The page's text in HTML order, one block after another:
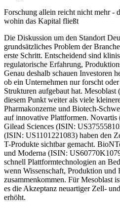
Forschung allein reicht nicht mehr -
wohin das Kapital fließt
Die Diskussion um den Standort
grundsätzliches Problem der
erste Schritt. Entscheidend sind
regulatorische Erfahrung,
Genau deshalb schauen Investoren
ob ein Unternehmen nur forscht
Strukturen aufgebaut hat.
diesem Punkt weiter als viele
Pharmakonzerne und Biotech-
auf innovative Plattformen.
Gilead Sciences (ISIN:
(ISIN: US1101221083) haben den
T-Produkte sichtbar gemacht.
und Moderna (ISIN:
schnell Plattformtechnologien an
wenn Wissenschaft, Produktion und
zusammenkommen. Für Mesoblast
es die Akzeptanz neuartiger Zell-
erhöht.